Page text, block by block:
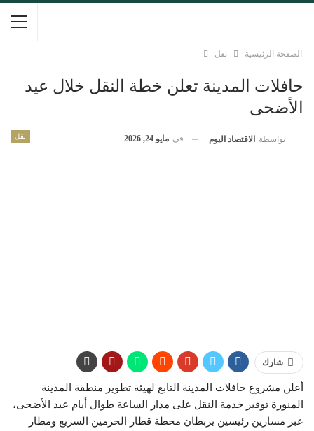
الصفحة الرئيسية نقل
حافلات المدينة تعلن خطة النقل خلال عيد
الأضحى
نقل بواسطة الاقتصاد اليوم في مايو 24, 2026
شارك
أعلن مشروع حافلات المدينة التابع لهيئة تطوير منطقة المدينة
المنورة توفير خدمة النقل على مدار الساعة طوال أيام عيد الأضحى،
عبر مسارين رئيسين يربطان محطة قطار الحرمين السريع ومطار